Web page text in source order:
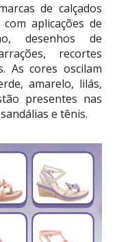
de calçados
aplicações de
desenhos de
recortes
As cores oscilam
amarelo, lilás,
presentes nas
e tênis.